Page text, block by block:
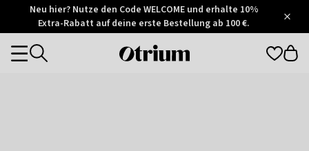
Otrium
Trustpilot
Neu hier? Nutze den Code WELCOME und erhalte 10%
Extra-Rabatt auf deine erste Bestellung ab 100 €.
Otrium
Categories